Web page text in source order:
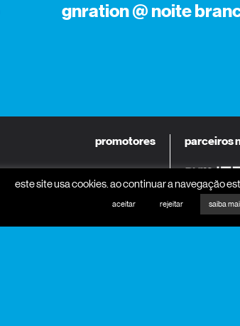
gnration @ noite
promotores parceiros
mecenas
este site usa cookies. ao continuar a navegação
aceitar rejeitar saiba